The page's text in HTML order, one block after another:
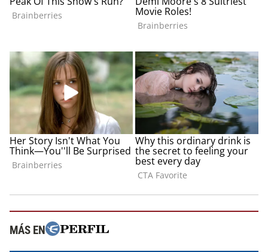
MÁS EN